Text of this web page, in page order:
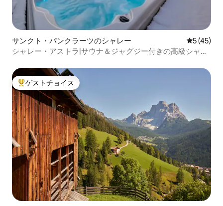
サンクト・パンクラーツのシャレー レビュー
5 (45)
シャレー・アストラ|サウナ＆ジャグジー付きの高級シャレ
大好評のゲストチョイスです。
ゲストチョイス